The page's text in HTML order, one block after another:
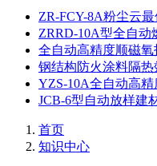
ZR-FCY-8A粉尘云
ZRRD-10A型全自动
全自动高精度顺磁
钢结构防火涂料隔热
YZS-10A全自动高
JCB-6型自动放样建
首页
知识中心